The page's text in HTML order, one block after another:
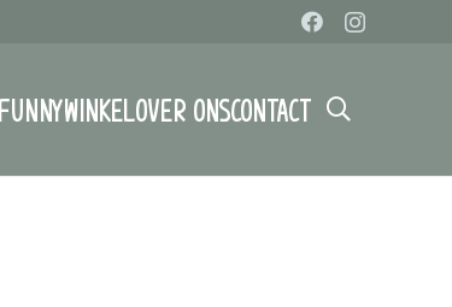
FUNNYWINKELOVER ONSCONTACT